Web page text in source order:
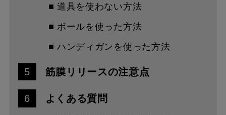
■ 道具を使わない方法
■ ボールを使った方法
■ ハンディガンを使った方法
5 筋膜リリースの注意点
6 よくある質問